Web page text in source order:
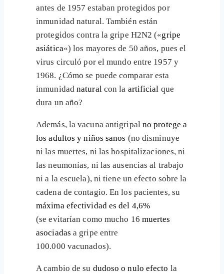
antes de 1957 estaban protegidos por
inmunidad natural. También están
protegidos contra la gripe H2N2 («gripe
asiática«) los mayores de 50 años, pues el
virus circuló por el mundo entre 1957 y
1968. ¿Cómo se puede comparar esta
inmunidadnaturalcon la artificial que
dura un año?
Además, la vacuna antigripal no protege a
los adultos y niños sanos (no disminuye
ni las muertes, ni las hospitalizaciones, ni
las neumonías, ni las ausencias al trabajo
ni a la escuela), ni tiene un efecto sobre la
cadena de contagio. En los pacientes, su
máxima efectividad es del 4,6%
(se evitarían como mucho 16 muertes
asociadas a gripe entre
100.000 vacunados).
A cambio de su dudoso o nulo efecto la